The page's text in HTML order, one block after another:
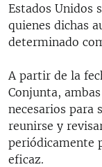
Estados Unidos
quienes dichas
determinado
A partir de la
Conjunta,
necesarios para
reunirse y
periódicamente
eficaz.